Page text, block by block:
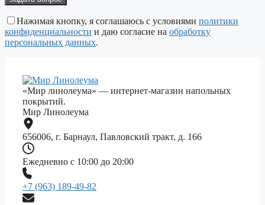
это
поле
пустым.
Нажимая кнопку, я соглашаюсь с условиями политики
конфиденциальности и даю согласие на обработку
персональных данных.
«Мир линолеума» — интернет-магазин напольных
покрытий.
Мир Линолеума
656006, г. Барнаул, Павловский тракт, д. 166
Ежедневно с 10:00 до 20:00
+7 (963) 189-49-82